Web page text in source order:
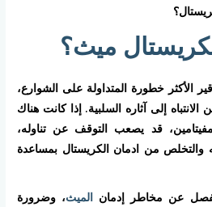
ميث؟
الأكثر خطورة المتداولة على الشوارع،
إلى آثاره السلبية. إذا كانت هناك
قد يصعب التوقف عن تناوله،
والتخلص من ادمان الكريستال بمساعدة
عن مخاطر إدمان الميث، وضرورة